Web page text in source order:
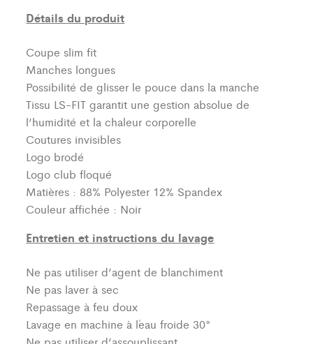
Détails du produit
Coupe slim fit
Manches longues
Possibilité de glisser le pouce dans la manche
Tissu LS-FIT garantit une gestion absolue de
l’humidité et la chaleur corporelle
Coutures invisibles
Logo brodé
Logo club floqué
Matières : 88% Polyester 12% Spandex
Couleur affichée : Noir
Entretien et instructions du lavage
Ne pas utiliser d’agent de blanchiment
Ne pas laver à sec
Repassage à feu doux
Lavage en machine à l´eau froide 30°